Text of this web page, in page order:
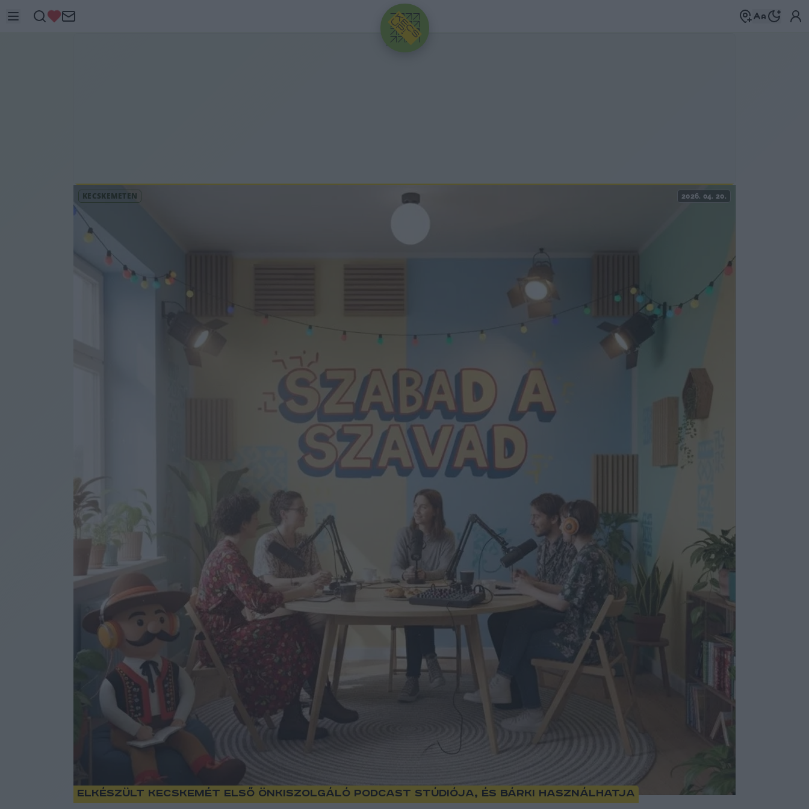
HIRDETÉS
KECSKEMÉTEN 2026. 04. 20.
Elkészült Kecskemét első önkiszolgáló podcast stúdiója, és bárki használhatja